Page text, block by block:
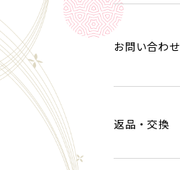
お問い合わせ
返品・交換